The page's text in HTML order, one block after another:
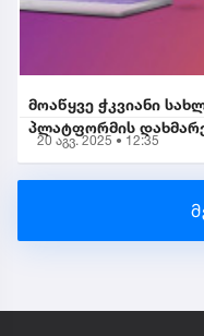
მოაწყვე ჭკვიანი
პლატფორმის
20 აგვ. 2025 • 12:35